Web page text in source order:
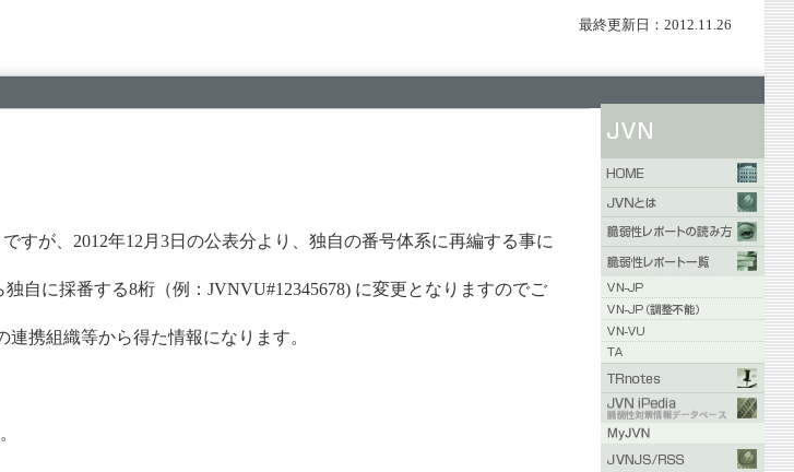
最終更新日：2012.11.26
すが、2012年12月3日の公表分より、独自の番号体系に再編する事に
自に採番する8桁（例：JVNVU#12345678) に変更となりますのでご
携組織等から得た情報になります。